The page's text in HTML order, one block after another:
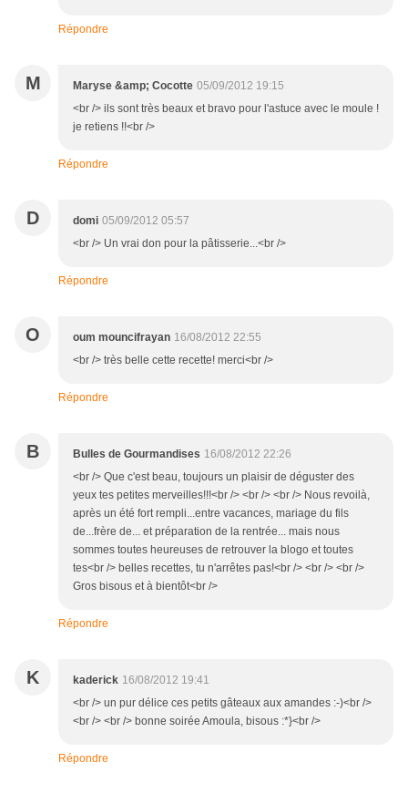
Répondre
M Maryse &amp; Cocotte 05/09/2012 19:15
<br /> ils sont très beaux et bravo pour l'astuce avec le moule !
je retiens !!<br />
Répondre
D domi 05/09/2012 05:57
<br /> Un vrai don pour la pâtisserie...<br />
Répondre
O oum mouncifrayan 16/08/2012 22:55
<br /> très belle cette recette! merci<br />
Répondre
B Bulles de Gourmandises 16/08/2012 22:26
<br /> Que c'est beau, toujours un plaisir de déguster des
yeux tes petites merveilles!!!<br /> <br /> <br /> Nous revoilà,
après un été fort rempli...entre vacances, mariage du fils
de...frère de... et préparation de la rentrée... mais nous
sommes toutes heureuses de retrouver la blogo et toutes
tes<br /> belles recettes, tu n'arrêtes pas!<br /> <br /> <br />
Gros bisous et à bientôt<br />
Répondre
K kaderick 16/08/2012 19:41
<br /> un pur délice ces petits gâteaux aux amandes :-)<br />
<br /> <br /> bonne soirée Amoula, bisous :*}<br />
Répondre